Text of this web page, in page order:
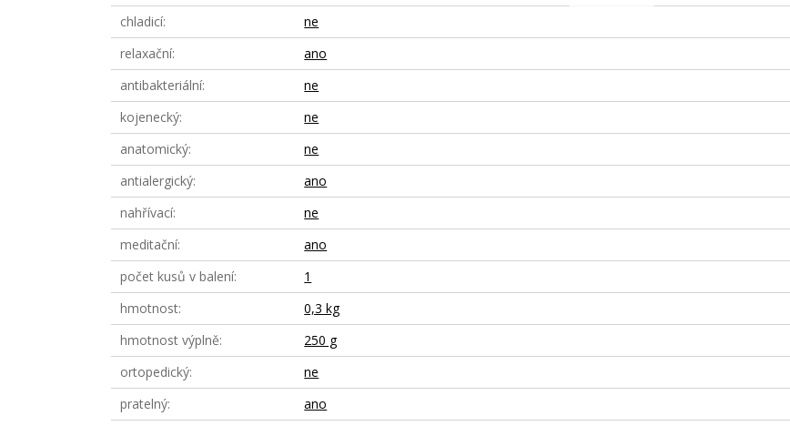
chladicí
ne
relaxační
ano
antibakteriální
ne
kojenecký
ne
anatomický
ne
antialergický
ano
nahřívací
ne
meditační
ano
počet kusů v balení
1
hmotnost
0,3 kg
hmotnost výplně
250 g
ortopedický
ne
pratelný
ano